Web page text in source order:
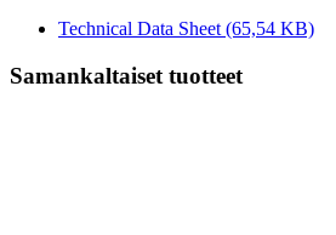
Technical Data Sheet (65,54 KB)
Samankaltaiset tuotteet